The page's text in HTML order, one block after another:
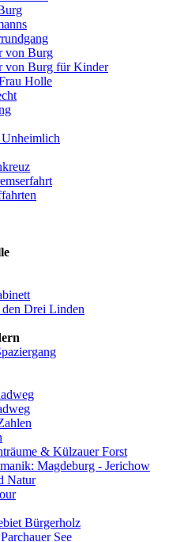
von Burg
von Burg für Kinder
Holle
Drei Linden
& Külzauer Forst
Magdeburg - Jerichow
Natur
Bürgerholz
See